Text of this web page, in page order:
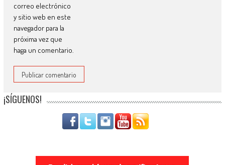
correo electrónico
y sitio web en este
navegador para la
próxima vez que
haga un comentario.
¡SÍGUENOS!